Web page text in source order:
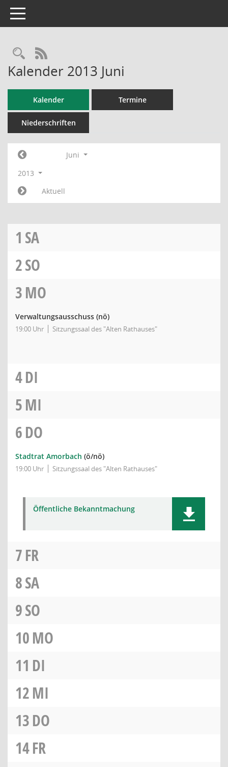
Toggle navigation
RSS-Feed
Kalender 2013 Juni
Kalender Termine
Niederschriften
Juni
2013
Aktuell
1 SA
2SO
3MO
Verwaltungsausschuss (nö)
19:00 Uhr Sitzungssaal des "Alten Rathauses"
4DI
5MI
6DO
Stadtrat Amorbach (ö/nö)
19:00 Uhr Sitzungssaal des "Alten Rathauses"
Öffentliche Bekanntmachung
7FR
8SA
9SO
10MO
11 DI
12MI
13DO
14FR